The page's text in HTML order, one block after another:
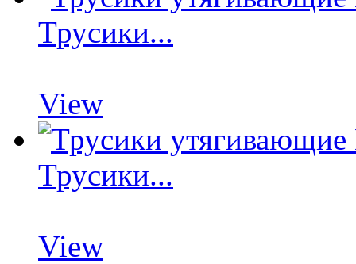
Трусики...
View
Трусики...
View